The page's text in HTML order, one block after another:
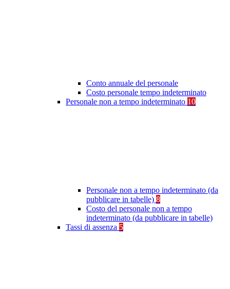
Conto annuale del personale
Costo personale tempo indeterminato
Personale non a tempo indeterminato 10
Personale non a tempo indeterminato (da
pubblicare in tabelle) 8
Costo del personale non a tempo
indeterminato (da pubblicare in tabelle)
Tassi di assenza 5